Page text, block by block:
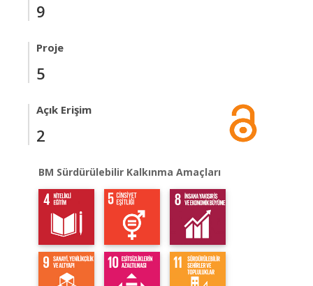
9
Proje
5
Açık Erişim
2
BM Sürdürülebilir Kalkınma Amaçları